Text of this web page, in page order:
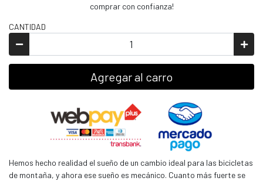
comprar con confianza!
CANTIDAD
Agregar al carro
Hemos hecho realidad el sueño de un cambio ideal para las bicicletas
de montaña, y ahora ese sueño es mecánico. Cuanto más fuerte se